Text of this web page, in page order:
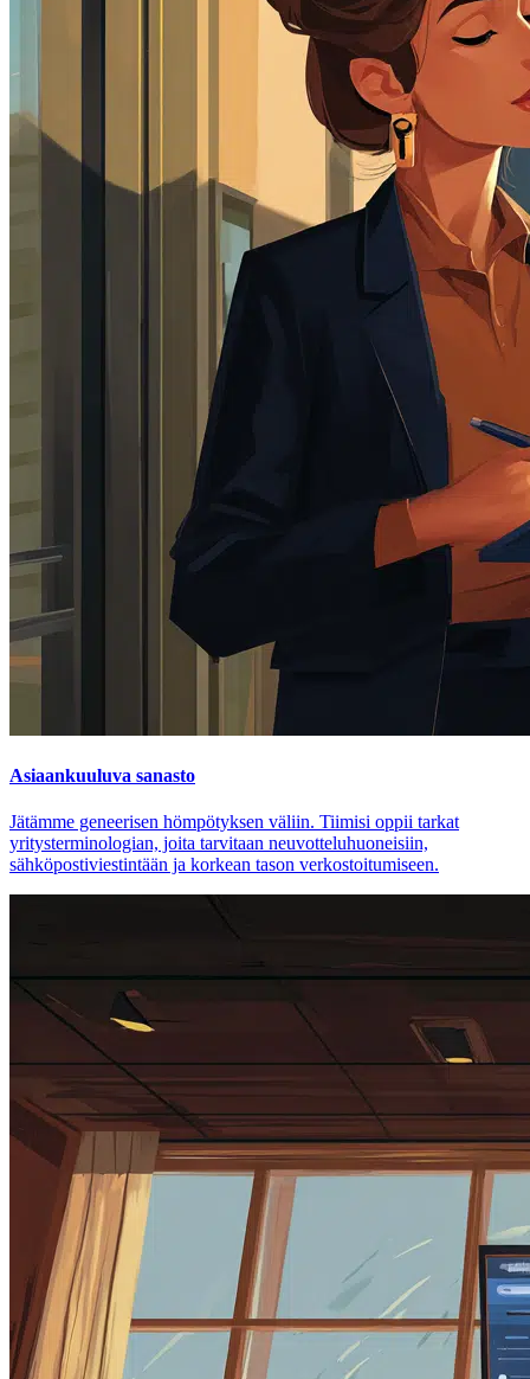
Asiaankuuluva sanasto
Jätämme geneerisen hömpötyksen väliin. Tiimisi oppii tarkat
yritysterminologian, joita tarvitaan neuvotteluhuoneisiin,
sähköpostiviestintään ja korkean tason verkostoitumiseen.